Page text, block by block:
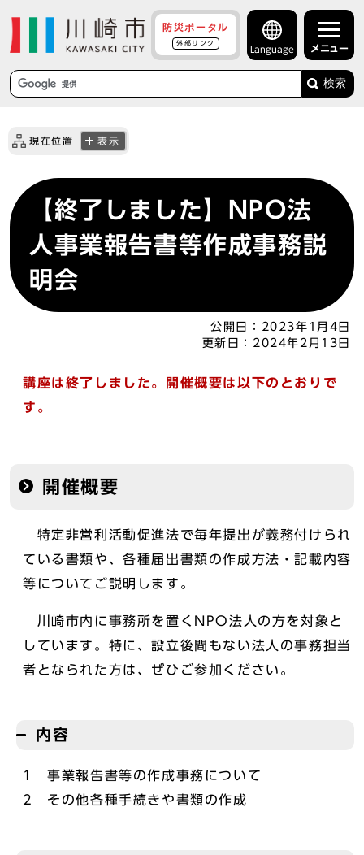
防災ポータル
外部リンク
Language メニュー
検索
現在位置 表示
【終了しました】NPO法
人事業報告書等作成事務説
明会
公開日：
2023年1月4日
更新日： 2024年2月13日
講座は終了しました。開催概要は以下のとおりで
す。
開催概要
特定非営利活動促進法で毎年提出が義務付けられ
ている書類や、各種届出書類の作成方法・記載内容
等についてご説明します。
川崎市内に事務所を置くNPO法人の方を対象と
しています。特に、設立後間もない法人の事務担当
者となられた方は、ぜひご参加ください。
内容
1 事業報告書等の作成事務について
2 その他各種手続きや書類の作成